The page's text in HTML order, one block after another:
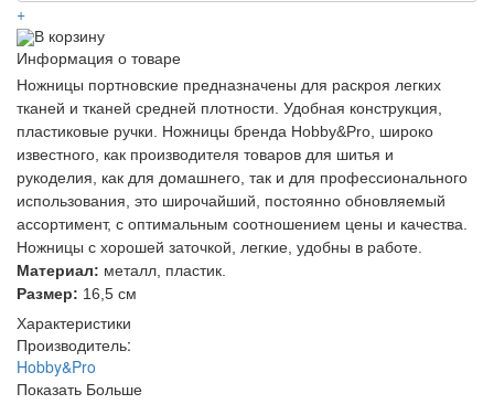
+
В корзину
Информация о товаре
Ножницы портновские предназначены для раскроя легких
тканей и тканей средней плотности. Удобная конструкция,
пластиковые ручки. Ножницы бренда Hobby&Pro, широко
известного, как производителя товаров для шитья и
рукоделия, как для домашнего, так и для профессионального
использования, это широчайший, постоянно обновляемый
ассортимент, с оптимальным соотношением цены и качества.
Ножницы с хорошей заточкой, легкие, удобны в работе.
Материал: металл, пластик.
Размер: 16,5 см
Характеристики
Производитель:
Hobby&Pro
Показать Больше